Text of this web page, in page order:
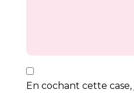
En cochant cette